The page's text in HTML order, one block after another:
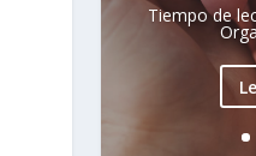
Tiempo de